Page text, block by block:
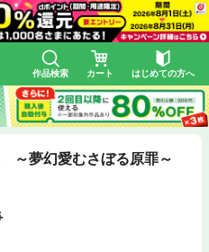
作品検索 カート はじめての方へ
～夢幻愛むさぼる原罪～